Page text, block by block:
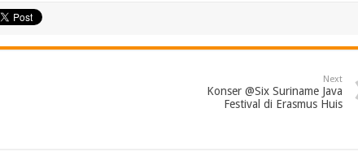
Next
Konser @Six Suriname Java
Festival di Erasmus Huis